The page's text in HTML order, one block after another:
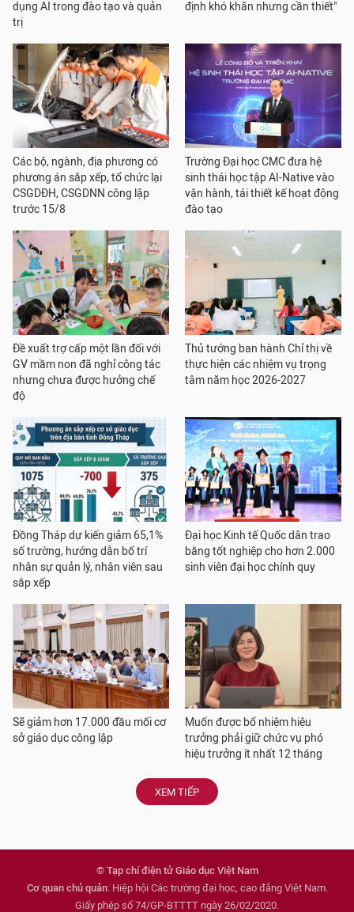
dụng AI trong đào tạo và quản
trị
định khó khăn nhưng cần thiết"
Các bộ, ngành, địa phương có
phương án sắp xếp, tổ chức lại
CSGDĐH, CSGDNN công lập
trước 15/8
Trường Đại học CMC đưa hệ
sinh thái học tập AI-Native vào
vận hành, tái thiết kế hoạt động
đào tạo
Đề xuất trợ cấp một lần đối với
GV mầm non đã nghỉ công tác
nhưng chưa được hưởng chế
độ
Thủ tướng ban hành Chỉ thị về
thực hiện các nhiệm vụ trọng
tâm năm học 2026-2027
Đồng Tháp dự kiến giảm 65,1%
số trường, hướng dẫn bố trí
nhân sự quản lý, nhân viên sau
sắp xếp
Đại học Kinh tế Quốc dân trao
bằng tốt nghiệp cho hơn 2.000
sinh viên đại học chính quy
Sẽ giảm hơn 17.000 đầu mối cơ
sở giáo dục công lập
Muốn được bổ nhiệm hiệu
trưởng phải giữ chức vụ phó
hiệu trưởng ít nhất 12 tháng
XEM TIẾP
© Tạp chí điện tử Giáo dục Việt Nam
Cơ quan chủ quản: Hiệp hội Các trường đại học, cao đẳng Việt Nam.
Giấy phép số 74/GP-BTTTT ngày 26/02/2020.